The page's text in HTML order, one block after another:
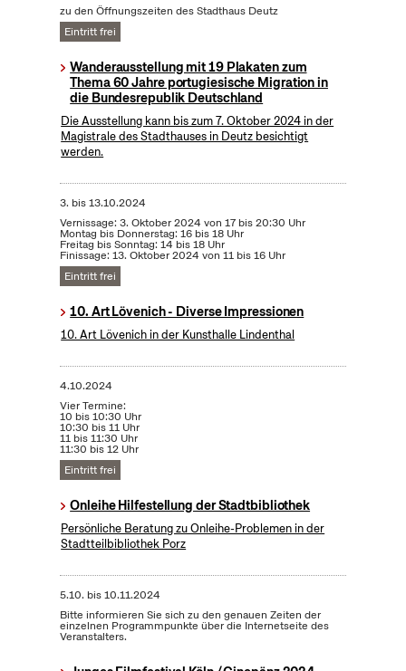
zu den Öffnungszeiten des Stadthaus Deutz
Eintritt frei
Wanderausstellung mit 19 Plakaten zum
Thema 60 Jahre portugiesische Migration in
die Bundesrepublik Deutschland
Die Ausstellung kann bis zum 7. Oktober 2024 in der
Magistrale des Stadthauses in Deutz besichtigt
werden.
3. bis13.10.2024
Vernissage: 3. Oktober 2024 von 17 bis 20:30 Uhr
Montag bis Donnerstag: 16 bis 18 Uhr
Freitag bis Sonntag: 14 bis 18 Uhr
Finissage: 13. Oktober 2024 von 11 bis 16 Uhr
Eintritt frei
10. Art Lövenich - Diverse Impressionen
10. Art Lövenich in der Kunsthalle Lindenthal
4.10.2024
Vier Termine:
10 bis 10:30 Uhr
10:30 bis 11 Uhr
11 bis 11:30 Uhr
11:30 bis 12 Uhr
Eintritt frei
Onleihe Hilfestellung der Stadtbibliothek
Persönliche Beratung zu Onleihe-Problemen in der
Stadtteilbibliothek Porz
5.10. bis10.11.2024
Bitte informieren Sie sich zu den genauen Zeiten der
einzelnen Programmpunkte über die Internetseite des
Veranstalters.